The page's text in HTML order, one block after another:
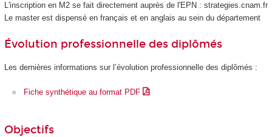
L'inscription en M2 se fait directement auprès de l'EPN : strategies.cnam.fr
Le master est dispensé en français et en anglais au sein du département
Évolution professionnelle des diplômés
Les dernières informations sur l’évolution professionnelle des diplômés :
Fiche synthétique au format PDF
Objectifs